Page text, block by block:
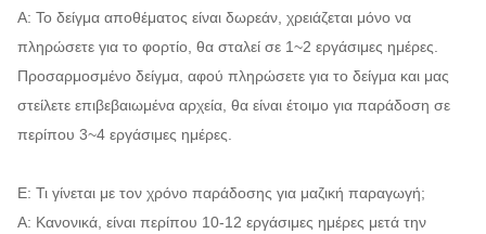
Α: Το δείγμα αποθέματος είναι δωρεάν, χρειάζεται μόνο να
πληρώσετε για το φορτίο, θα σταλεί σε 1~2 εργάσιμες ημέρες.
Προσαρμοσμένο δείγμα, αφού πληρώσετε για το δείγμα και μας
στείλετε επιβεβαιωμένα αρχεία, θα είναι έτοιμο για παράδοση σε
περίπου 3~4 εργάσιμες ημέρες.
Ε: Τι γίνεται με τον χρόνο παράδοσης για μαζική παραγωγή;
Α: Κανονικά, είναι περίπου 10-12 εργάσιμες ημέρες μετά την